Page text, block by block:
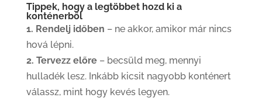
Tippek, hogy a legtöbbet hozd ki a
konténerből
1. Rendelj időben – ne akkor, amikor már nincs
hová lépni.
2. Tervezz előre– becsüld meg, mennyi
hulladék lesz. Inkább kicsit nagyobb konténert
válassz, mint hogy kevés legyen.